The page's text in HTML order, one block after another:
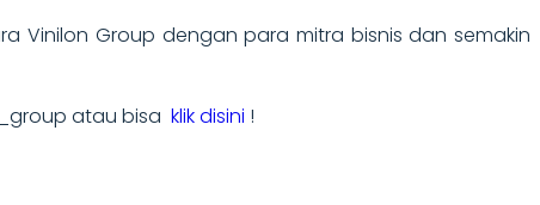
Vinilon Group dengan para mitra bisnis dan semakin
atau bisa klik disini !